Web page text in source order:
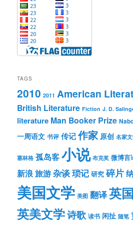
TAGS
2010 2011 American
British Literature Fiction J. D.
literature Man Booker Prize
一周语文 书评 传记作家 原创 名家
塞林格 孤岛客小说 布克奖 微博言
新浪旅游杂谈琐记 研究 碎片
美国文学 美图 翻译英
英美文学诗歌 读书 闲扯 随笔